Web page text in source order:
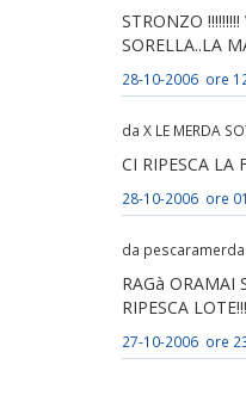
STRONZO
SORELLA..LA
28-10-2006 ore
da X LE MERDA
CI RIPESCA
28-10-2006 ore
da pescaramerda
RAGà ORAMAI
RIPESCA
27-10-2006 ore